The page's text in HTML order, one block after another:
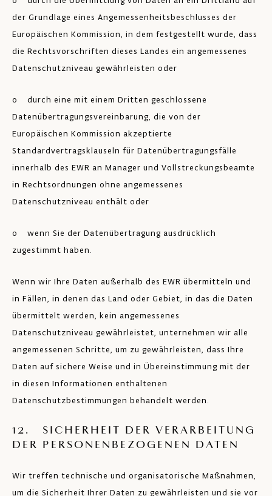
der Grundlage eines Angemessenheitsbeschlusses der
Europäischen Kommission, in dem festgestellt wurde, dass
die Rechtsvorschriften dieses Landes ein angemessenes
Datenschutzniveau gewährleisten oder
o durch eine mit einem Dritten geschlossene
Datenübertragungsvereinbarung, die von der
Europäischen Kommission akzeptierte
Standardvertragsklauseln für Datenübertragungsfälle
innerhalb des EWR an Manager und Vollstreckungsbeamte
in Rechtsordnungen ohne angemessenes
Datenschutzniveau enthält oder
o wenn Sie der Datenübertragung ausdrücklich
zugestimmt haben.
Wenn wir Ihre Daten außerhalb des EWR übermitteln und
in Fällen, in denen das Land oder Gebiet, in das die Daten
übermittelt werden, kein angemessenes
Datenschutzniveau gewährleistet, unternehmen wir alle
angemessenen Schritte, um zu gewährleisten, dass Ihre
Daten auf sichere Weise und in Übereinstimmung mit der
in diesen Informationen enthaltenen
Datenschutzbestimmungen behandelt werden.
12. SICHERHEIT DER VERARBEITUNG
DER PERSONENBEZOGENEN DATEN
Wir treffen technische und organisatorische Maßnahmen,
um die Sicherheit Ihrer Daten zu gewährleisten und sie vor